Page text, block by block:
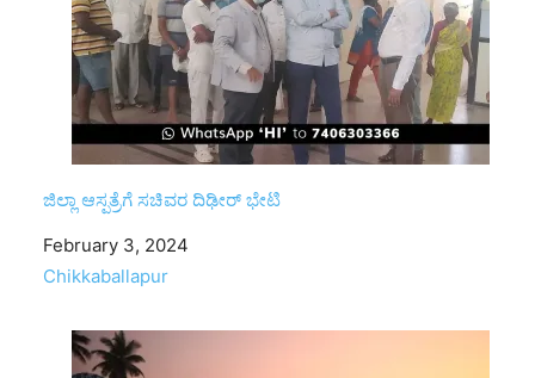
ಜಿಲ್ಲಾ ಆಸ್ಪತ್ರೆಗೆ ಸಚಿವರ ದಿಢೀರ್ ಭೇಟಿ
Date
February 3, 2024
In relation to
Chikkaballapur